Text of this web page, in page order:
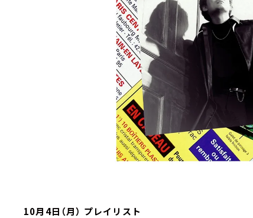
10月4日（月） プレイリスト